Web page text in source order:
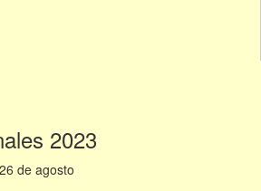
2023
de agosto